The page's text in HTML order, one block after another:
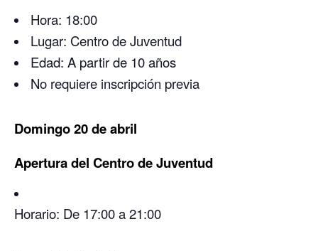
Hora: 18:00
Lugar: Centro de Juventud
Edad: A partir de 10 años
No requiere inscripción previa
Domingo 20 de abril
Apertura del Centro de Juventud
Horario: De 17:00 a 21:00